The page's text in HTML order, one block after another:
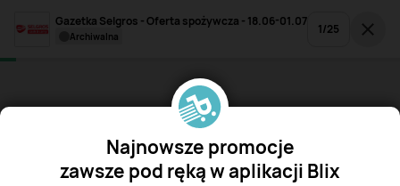
Gazetka Selgros - Oferta spożywcza - 18.06-01.07
archiwalna 1/25
Najnowsze promocje
zawsze pod ręką w aplikacji Blix